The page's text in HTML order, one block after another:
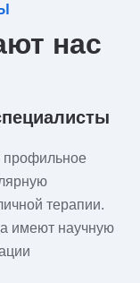
нас
профильное
терапии.
имеют научную